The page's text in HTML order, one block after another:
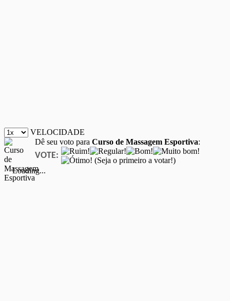
VELOCIDADE
Dê seu voto para Curso de Massagem Esportiva:
VOTE:
(Seja o primeiro a votar!)
Loading...